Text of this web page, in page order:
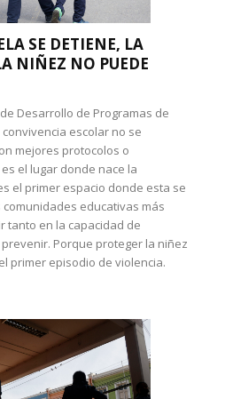
SE DETIENE, LA
NIÑEZ NO PUEDE
Desarrollo de Programas de
escolar no se
mejores protocolos o
el lugar donde nace la
el primer espacio donde esta se
educativas más
tanto en la capacidad de
Porque proteger la niñez
primer episodio de violencia.